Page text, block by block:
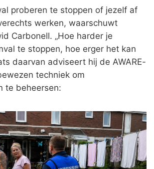
proberen te stoppen of jezelf af
werken, waarschuwt
Carbonell. „Hoe harder je
te stoppen, hoe erger het kan
daarvan adviseert hij de AWARE-
techniek om
te beheersen: